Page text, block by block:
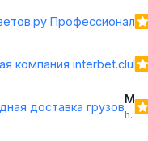
Международная доставка грузов
https://onlogsystem.com